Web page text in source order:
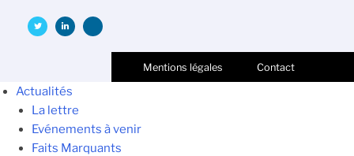
Mentions légales Contact
Actualités
La lettre
Evénements à venir
Faits Marquants